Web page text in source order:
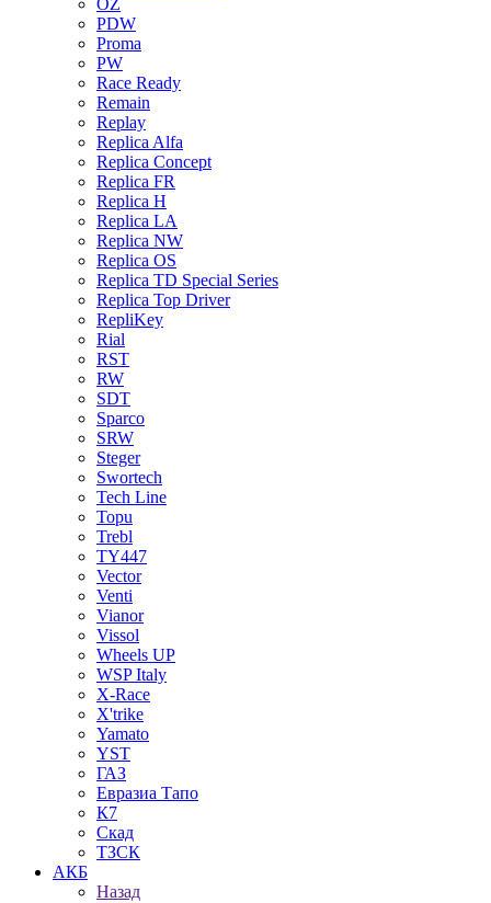
OZ
PDW
Proma
PW
Race Ready
Remain
Replay
Replica Alfa
Replica Concept
Replica FR
Replica H
Replica LA
Replica NW
Replica OS
Replica TD Special Series
Replica Top Driver
RepliKey
Rial
RST
RW
SDT
Sparco
SRW
Steger
Swortech
Tech Line
Topu
Trebl
TY447
Vector
Venti
Vianor
Vissol
Wheels UP
WSP Italy
X-Race
X'trike
Yamato
YST
ГАЗ
Евразиа Тапо
К7
Скад
ТЗСК
АКБ
Назад